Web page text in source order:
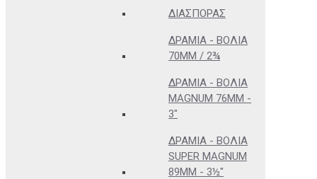
ΔΙΑΣΠΟΡΆΣ
ΔΡΆΜΙΑ - ΒΌΛΙΑ
70MM / 2¾
ΔΡΆΜΙΑ - ΒΌΛΙΑ
MAGNUM 76MM -
3"
ΔΡΆΜΙΑ - ΒΌΛΙΑ
SUPER MAGNUM
89MM - 3½"